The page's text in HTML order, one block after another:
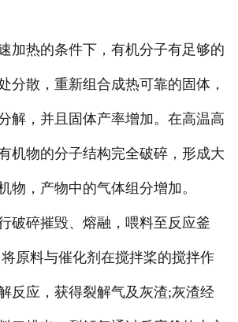
热的条件下，有机分子有足够的
分散，重新组合成热可靠的固体，
解，并且固体产率增加。在高温高
机物的分子结构完全破碎，形成大
物，产物中的气体组分增加。
碎摧毁、熔融，喂料至反应釜
原料与催化剂在搅拌桨的搅拌作
反应，获得裂解气及灰渣;灰渣经